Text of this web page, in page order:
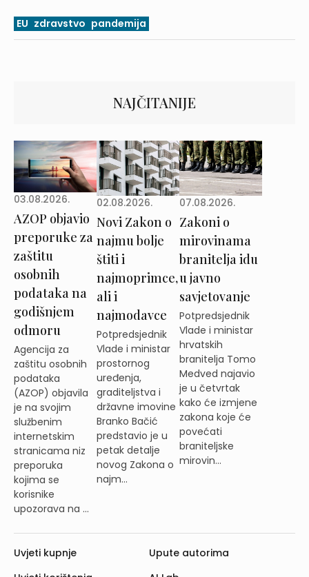
EU zdravstvo pandemija
NAJČITANIJE
03.08.2026.
AZOP objavio
preporuke za
zaštitu
osobnih
podataka na
godišnjem
odmoru
Agencija za
zaštitu osobnih
podataka
(AZOP) objavila
je na svojim
službenim
internetskim
stranicama niz
preporuka
kojima se
korisnike
upozorava na ...
02.08.2026.
Novi Zakon o
najmu bolje
štiti i
najmoprimce,
ali i
najmodavce
Potpredsjednik
Vlade i ministar
prostornog
uređenja,
graditeljstva i
državne imovine
Branko Bačić
predstavio je u
petak detalje
novog Zakona o
najm...
07.08.2026.
Zakoni o
mirovinama
branitelja idu
u javno
savjetovanje
Potpredsjednik
Vlade i ministar
hrvatskih
branitelja Tomo
Medved najavio
je u četvrtak
kako će izmjene
zakona koje će
povećati
braniteljske
mirovin...
Uvjeti kupnje
Upute autorima